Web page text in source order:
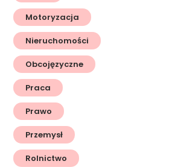
Motoryzacja
Nieruchomości
Obcojęzyczne
Praca
Prawo
Przemysł
Rolnictwo